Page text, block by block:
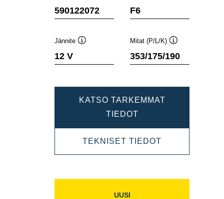
590122072 F6
Jännite
12 V
Mitat (P/L/K)
353/175/190
KATSO TARKEMMAT
TIEDOTDYNAMIC
SLI
590122072
TEKNISET TIEDOT
SLI
UUSI